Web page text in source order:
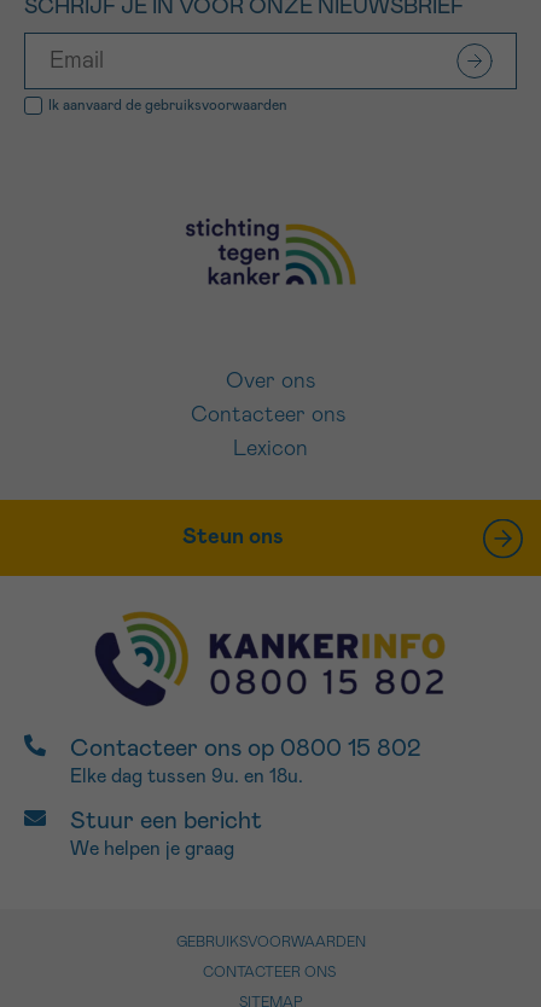
SCHRIJF JE IN VOOR ONZE NIEUWSBRIEF
Ik aanvaard de gebruiksvoorwaarden
Over ons
Contacteer ons
Lexicon
Steun ons
Contacteer ons op 0800 15 802
Elke dag tussen 9u. en 18u.
Stuur een bericht
We helpen je graag
GEBRUIKSVOORWAARDEN
CONTACTEER ONS
SITEMAP